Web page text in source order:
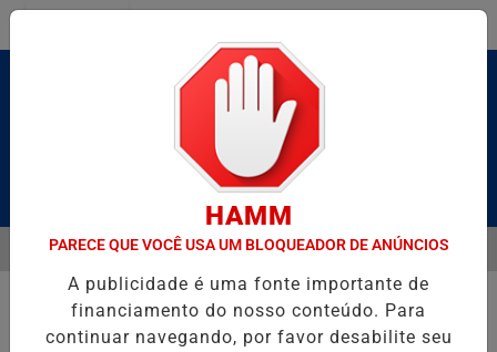
Pesquisar Notícia
E CAIQUE PIMENTA COM O MELHOR DO AXÉ DAS ANTIGAS
EM ALTA
MENU
HAMM
PARECE QUE VOCÊ USA UM BLOQUEADOR DE ANÚNCIOS
A publicidade é uma fonte importante de
financiamento do nosso conteúdo. Para
continuar navegando, por favor desabilite seu